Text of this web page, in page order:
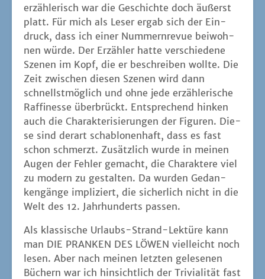
erzäh­le­risch war die Geschich­te doch äußerst
platt. Für mich als Leser ergab sich der Ein­
druck, dass ich einer Num­mern­re­vue bei­woh­
nen wür­de. Der Erzäh­ler hat­te ver­schie­de­ne
Sze­nen im Kopf, die er beschrei­ben woll­te. Die
Zeit zwi­schen die­sen Sze­nen wird dann
schnellst­mög­lich und ohne jede erzäh­le­ri­sche
Raf­fi­nes­se über­brückt. Ent­spre­chend hin­ken
auch die Cha­rak­te­ri­sie­run­gen der Figu­ren. Die­
se sind der­art scha­blo­nen­haft, dass es fast
schon schmerzt. Zusätz­lich wur­de in mei­nen
Augen der Feh­ler gemacht, die Cha­rak­te­re viel
zu modern zu gestal­ten. Da wur­den Gedan­
ken­gän­ge impli­ziert, die sicher­lich nicht in die
Welt des 12. Jahr­hun­derts passen.
Als klas­si­sche Urlaubs-Strand-Lek­tü­re kann
man DIE PRANKEN DES LÖWEN viel­leicht noch
lesen. Aber nach mei­nen letz­ten gele­se­nen
Büchern war ich hin­sicht­lich der Tri­via­li­tät fast